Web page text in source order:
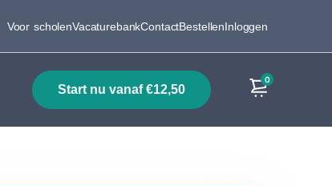
Voor scholenVacaturebankContactBestellenInloggen
start nu vanaf €12,50
0